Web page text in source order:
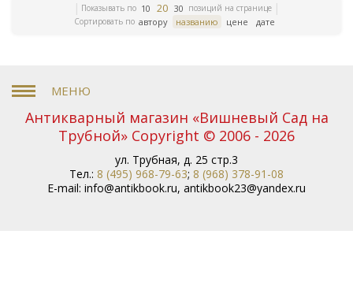
Показывать по 10 20 30 позиций на странице
Сортировать по автору названию цене дате
Антикварный магазин «Вишневый Сад на
Трубной» Copyright © 2006 - 2026
ул. Трубная, д. 25 стр.3
Тел.: 8 (495) 968-79-63; 8 (968) 378-91-08
E-mail: info@antikbook.ru, antikbook23@yandex.ru